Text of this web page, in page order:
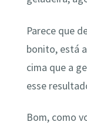
Parece que
bonito, está
cima que a
esse
Bom, como